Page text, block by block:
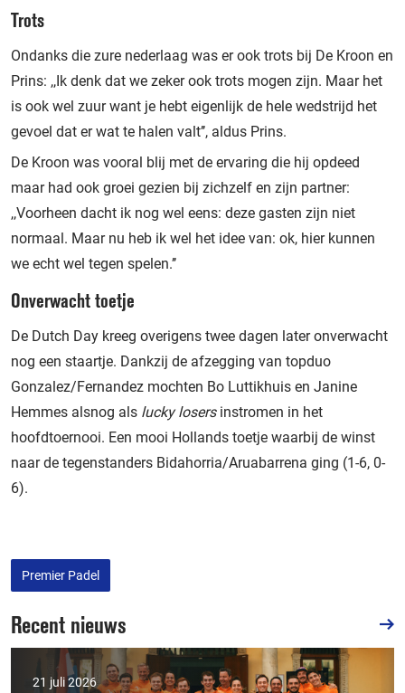
Trots
Ondanks die zure nederlaag was er ook trots bij De Kroon en
Prins: ,,Ik denk dat we zeker ook trots mogen zijn. Maar het
is ook wel zuur want je hebt eigenlijk de hele wedstrijd het
gevoel dat er wat te halen valt’’, aldus Prins.
De Kroon was vooral blij met de ervaring die hij opdeed
maar had ook groei gezien bij zichzelf en zijn partner:
,,Voorheen dacht ik nog wel eens: deze gasten zijn niet
normaal. Maar nu heb ik wel het idee van: ok, hier kunnen
we echt wel tegen spelen.’’
Onverwacht toetje
De Dutch Day kreeg overigens twee dagen later onverwacht
nog een staartje. Dankzij de afzegging van topduo
Gonzalez/Fernandez mochten Bo Luttikhuis en Janine
Hemmes alsnog als lucky losersinstromen in het
hoofdtoernooi. Een mooi Hollands toetje waarbij de winst
naar de tegenstanders Bidahorria/Aruabarrena ging (1-6, 0-
6).
Premier Padel
Recent nieuws
21 juli 2026